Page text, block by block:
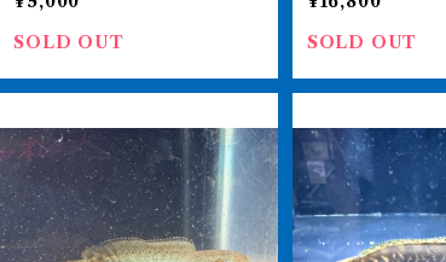
SOLD OUT
SOLD OUT